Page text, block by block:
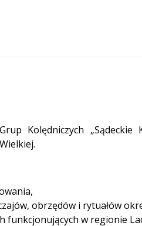
Kolędniczych
obrzędów i rytuałów
w regionie